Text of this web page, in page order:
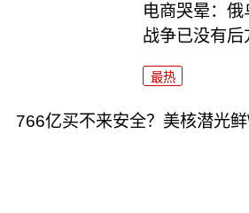
电商哭晕：俄
战争已没有后
最热
766亿买不来安全？美核潜光